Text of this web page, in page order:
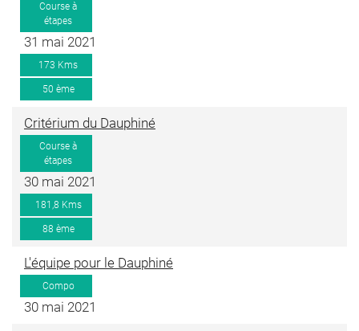
Course à
étapes
31 mai 2021
173 Kms
50 ème
Critérium du Dauphiné
Course à
étapes
30 mai 2021
181,8 Kms
88 ème
L'équipe pour le Dauphiné
Compo
30 mai 2021